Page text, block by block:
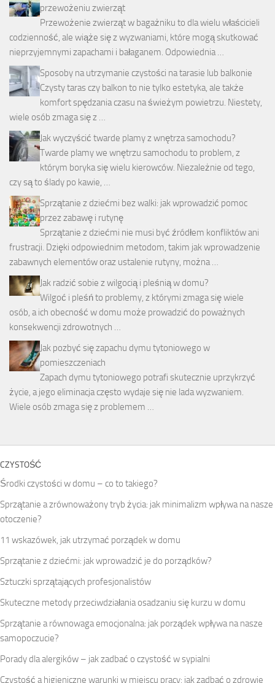
przewożeniu zwierząt
Przewożenie zwierząt w bagażniku to dla wielu właścicieli
codzienność, ale wiąże się z wyzwaniami, które mogą skutkować
nieprzyjemnymi zapachami i bałaganem. Odpowiednia …
Sposoby na utrzymanie czystości na tarasie lub balkonie
Czysty taras czy balkon to nie tylko estetyka, ale także
komfort spędzania czasu na świeżym powietrzu. Niestety,
wiele osób zmaga się z …
Jak wyczyścić twarde plamy z wnętrza samochodu?
Twarde plamy we wnętrzu samochodu to problem, z
którym boryka się wielu kierowców. Niezależnie od tego,
czy są to ślady po kawie, …
Sprzątanie z dziećmi bez walki: jak wprowadzić pomoc
przez zabawę i rutynę
Sprzątanie z dziećmi nie musi być źródłem konfliktów ani
frustracji. Dzięki odpowiednim metodom, takim jak wprowadzenie
zabawnych elementów oraz ustalenie rutyny, można …
Jak radzić sobie z wilgocią i pleśnią w domu?
Wilgoć i pleśń to problemy, z którymi zmaga się wiele
osób, a ich obecność w domu może prowadzić do poważnych
konsekwencji zdrowotnych …
Jak pozbyć się zapachu dymu tytoniowego w
pomieszczeniach
Zapach dymu tytoniowego potrafi skutecznie uprzykrzyć
życie, a jego eliminacja często wydaje się nie lada wyzwaniem.
Wiele osób zmaga się z problemem …
CZYSTOŚĆ
Środki czystości w domu – co to takiego?
Sprzątanie a zrównoważony tryb życia: jak minimalizm wpływa na nasze
otoczenie?
11 wskazówek, jak utrzymać porządek w domu
Sprzątanie z dziećmi: jak wprowadzić je do porządków?
Sztuczki sprzątających profesjonalistów
Skuteczne metody przeciwdziałania osadzaniu się kurzu w domu
Sprzątanie a równowaga emocjonalna: jak porządek wpływa na nasze
samopoczucie?
Porady dla alergików – jak zadbać o czystość w sypialni
Czystość a higieniczne warunki w miejscu pracy: jak zadbać o zdrowie